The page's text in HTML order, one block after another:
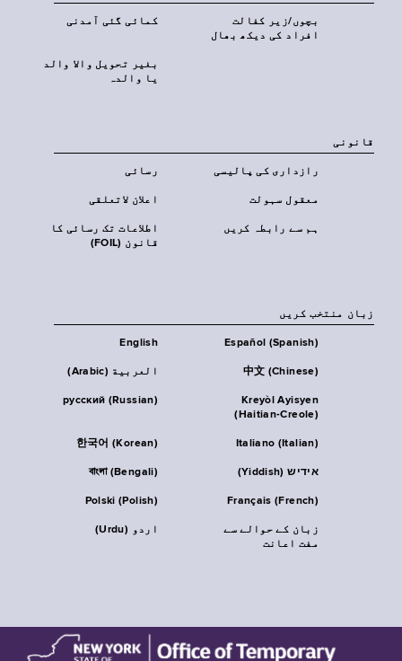
کمائی گئی آمدنی
بچوں/زیر کفالت
افراد کی دیکھ بھال
بغیر تحویل والا والد
یا والدہ
قانونی
رسائی رازداری کی پالیسی
اعلان لاتعلقی معقول سہولت
اطلاعات تک رسائی کا
قانون (FOIL)
ہم سے رابطہ کریں
زبان منتخب کریں
English Español (Spanish)
العربية (Arabic) 中文 (Chinese)
русский (Russian)
Kreyòl Ayisyen
(Haitian-Creole)
한국어 (Korean) Italiano (Italian)
বাংলা (Bengali) אידיש (Yiddish)
Polski (Polish) Français (French)
اردو (Urdu)
زبان کے حوالے سے
مفت اعانت